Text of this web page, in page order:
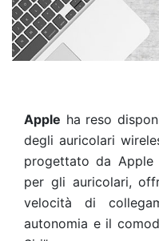
Apple ha reso
degli auricolari
progettato da Apple
per gli auricolari,
velocità di
autonomia e il